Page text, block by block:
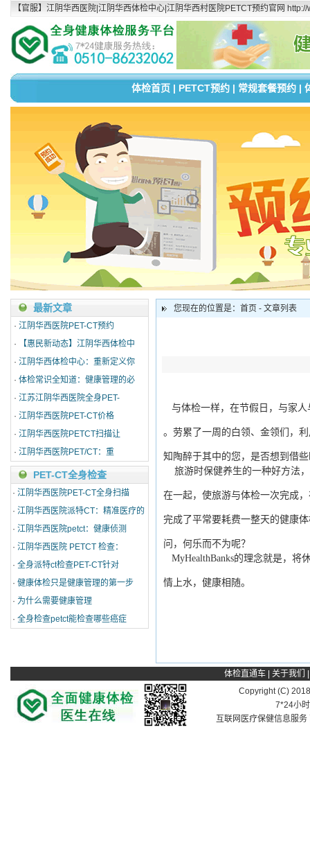
【官服】江阴华西医院|江阴华西体检中心|江阴华西村医院PETCT预约官网
体检首页 | PETCT预约 | 常规套餐预约 |
最新文章
· 江阴华西医院PET-CT预约
·
【惠民新动态】江阴华西体检中
· 江阴华西体检中心：重新定义你
· 体检常识全知道：健康管理的必
· 江苏江阴华西医院全身PET-
· 江阴华西医院PET-CT价格
· 江阴华西医院PETCT扫描让
· 江阴华西医院PET/CT：重
PET-CT全身检查
· 江阴华西医院PET-CT全身扫描
· 江阴华西医院派特CT：精准医疗的
· 江阴华西医院petct：健康侦测
· 江阴华西医院 PETCT 检查：
· 全身派特ct检查PET-CT针对
· 健康体检只是健康管理的第一步
· 为什么需要健康管理
· 全身检查petct能检查哪些癌症
您现在的位置是：首页 - 文章列表
与体检一样，在节假日，与家人
。劳累了一周的白领、金领们，
知陶醉于其中的您，是否想到借
旅游时保健养生的一种好方法
在一起，使旅游与体检一次完成
完成了平常要耗费一整天的健康
问，何乐而不为呢？
MyHealthBanks的理念就是，将
情上水，健康相随。
体检直通车| 关于我们
Copyright (C)
7*24小
互联网医疗保健信息服务